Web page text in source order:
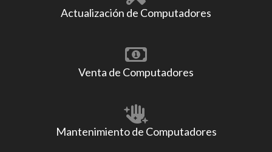
Actualización de Computadores
Venta de Computadores
Mantenimiento de Computadores